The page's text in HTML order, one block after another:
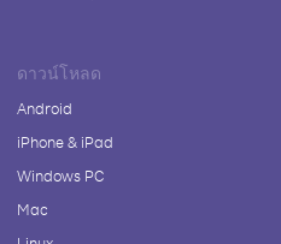
ดาวน์โหลด
Android
iPhone & iPad
Windows PC
Mac